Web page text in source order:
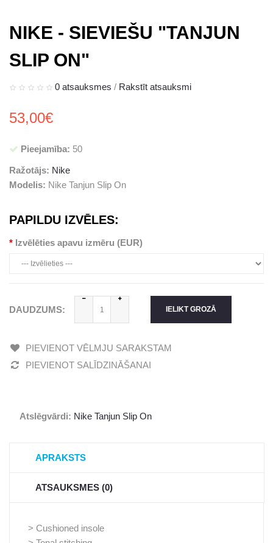
NIKE - SIEVIEŠU "TANJUN
SLIP ON"
0 atsauksmes / Rakstīt atsauksmi
53,00€
Pieejamība: 50
Ražotājs: Nike
Modelis: Nike Tanjun Slip On
PAPILDU IZVĒLES:
Izvēlēties apavu izmēru (EUR)
DAUDZUMS: IELIKT GROZĀ
PIEVIENOT VĒLMJU SARAKSTAM
PIEVIENOT SALĪDZINĀŠANAI
Atslēgvārdi: Nike Tanjun Slip On
APRAKSTS
ATSAUKSMES (0)
> Cushioned insole